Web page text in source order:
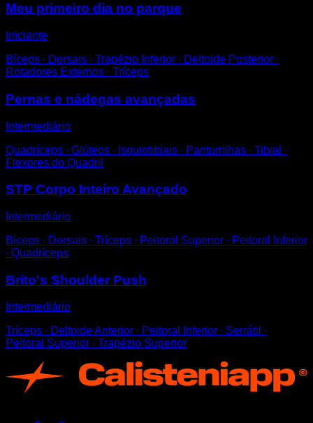
Meu primeiro dia no parque
Iniciante
Bíceps ∙ Dorsais ∙ Trapézio Inferior ∙ Deltoide Posterior ∙
Rotadores Externos ∙ Tríceps
Pernas e nádegas avançadas
Intermediário
Quadríceps ∙ Glúteos ∙ Isquiotibiais ∙ Panturrilhas ∙ Tibial ∙
Flexores do Quadril
STP Corpo Inteiro Avançado
Intermediário
Bíceps ∙ Dorsais ∙ Tríceps ∙ Peitoral Superior ∙ Peitoral Inferior
∙ Quadríceps
Brito's Shoulder Push
Intermediário
Tríceps ∙ Deltoide Anterior ∙ Peitoral Inferior ∙ Serrátil ∙
Peitoral Superior ∙ Trapézio Superior